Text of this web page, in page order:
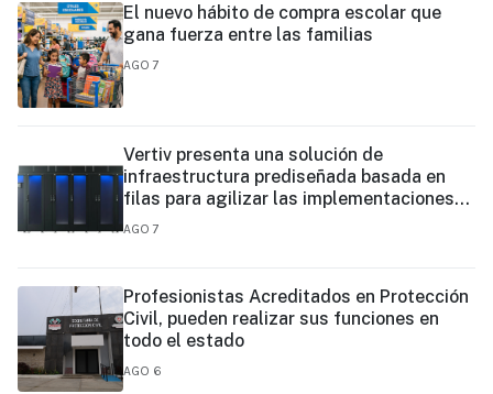
El nuevo hábito de compra escolar que
gana fuerza entre las familias
AGO 7
Vertiv presenta una solución de
infraestructura prediseñada basada en
filas para agilizar las implementaciones
de centros de datos en el borde y de IA en
AGO 7
Profesionistas Acreditados en Protección
Civil, pueden realizar sus funciones en
todo el estado
AGO 6